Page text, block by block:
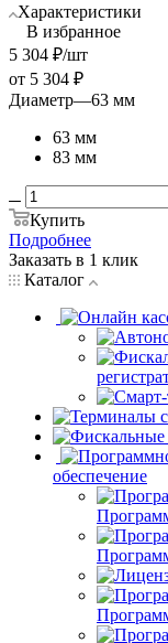
Характеристики
В избранное
5 304 ₽/шт
от 5 304 ₽
Диаметр—63 мм
63 мм
83 мм
Купить
Подробнее
Заказать в 1 клик
Каталог
обеспечение